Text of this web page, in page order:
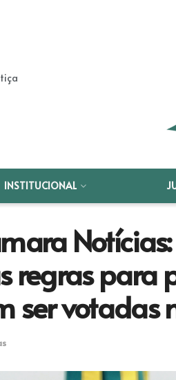
INSTITUCIONAL
regras para
ser votadas